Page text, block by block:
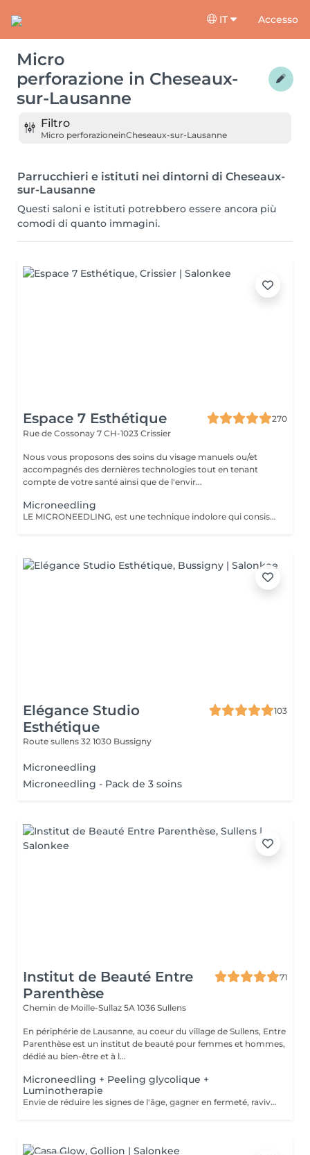
IT Accesso
Micro
perforazione in Cheseaux-
sur-Lausanne
Filtro
Micro perforazioneinCheseaux-sur-Lausanne
Parrucchieri e istituti nei dintorni di Cheseaux-
sur-Lausanne
Questi saloni e istituti potrebbero essere ancora più
comodi di quanto immagini.
Espace 7 Esthétique
270
Rue de Cossonay 7 CH-1023 Crissier
Nous vous proposons des soins du visage manuels ou/et
accompagnés des dernières technologies tout en tenant
compte de votre santé ainsi que de l'envir...
Microneedling
LE MICRONEEDLING, est une technique indolore qui consiste à stimuler le derme avec des micros aiguilles à usage unique qui vont favoriser la production de collagène. Grace à l'application d'acide hyaluronique, principe actif très hydratant également présent naturellement dans notre peau, l'effet repulpant sera intensifié.
Elégance Studio
Esthétique
103
Route sullens 32 1030 Bussigny
Microneedling
Microneedling - Pack de 3 soins
Institut de Beauté Entre
Parenthèse
71
Chemin de Moille-Sullaz 5A 1036 Sullens
En périphérie de Lausanne, au coeur du village de Sullens, Entre
Parenthèse est un institut de beauté pour femmes et hommes,
dédié au bien-être et à l...
Microneedling + Peeling glycolique +
Luminotherapie
Envie de réduire les signes de l'âge, gagner en fermeté, raviver l'éclat de votre peau, ou encore d'effacer des traces d'acné ? Nous vous proposons le MICRONEEDLING Recommandé pour traces d'acné, cicatrices, teint brouillé, vergetures, taches brunes rides et ridules. Cette méthode stimule la production de collagène et retarde le processus de vieillissement. S'adresse aussi bien aux hommes qu'aux femmes et convient à tous les âges.